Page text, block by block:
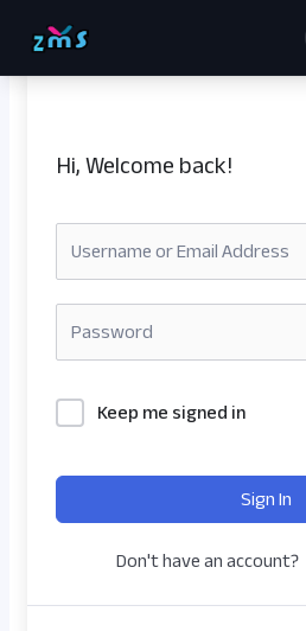
Hi, Welcome back!
Keep me signed in
Sign In
Don't have an account?